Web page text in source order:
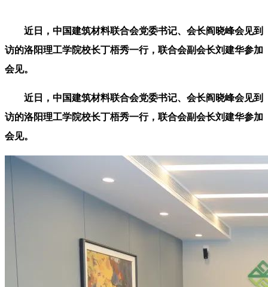
近日，中国建筑材料联合会党委书记、会长阎晓峰会见到
访的洛阳理工学院校长丁梧秀一行，联合会副会长刘建华参加
会见。
近日，中国建筑材料联合会党委书记、会长阎晓峰会见到
访的洛阳理工学院校长丁梧秀一行，联合会副会长刘建华参加
会见。